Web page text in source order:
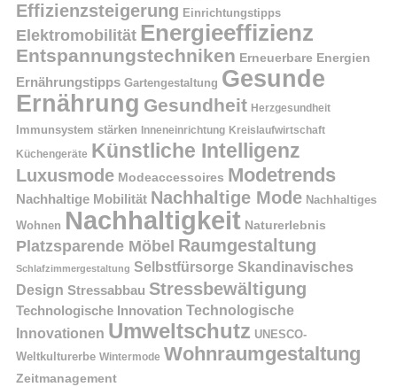
Effizienzsteigerung Einrichtungstipps
Elektromobilität Energieeffizienz
Entspannungstechniken Erneuerbare Energien
Ernährungstipps Gartengestaltung Gesunde
Ernährung Gesundheit Herzgesundheit
Immunsystem stärken Inneneinrichtung Kreislaufwirtschaft
Küchengeräte Künstliche Intelligenz
Luxusmode Modeaccessoires Modetrends
Nachhaltige Mobilität Nachhaltige Mode Nachhaltiges
Wohnen Nachhaltigkeit Naturerlebnis
Platzsparende Möbel Raumgestaltung
Schlafzimmergestaltung Selbstfürsorge Skandinavisches
Design Stressabbau Stressbewältigung
Technologische Innovation Technologische
Innovationen Umweltschutz UNESCO-
Weltkulturerbe Wintermode Wohnraumgestaltung
Zeitmanagement